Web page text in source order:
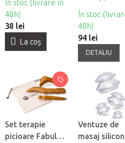
În stoc (livrare în
48h)
38 lei
La coş
fetei Fabulo
În stoc
48h)
94 lei
DETALIU
Set terapie
picioare Fabulo
Ventuze de
masaj silicon